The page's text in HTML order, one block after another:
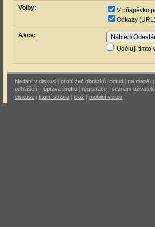
Volby:
V příspěvku
Odkazy
Akce:
Uděluji tímto
hledání v diskusi | prohlížeč obrázků (odtud | na mapě) |
odhlášení | úprava profilu | registrace | seznam uživatelů
diskuse | titulní strana | tiráž | mobilní verze